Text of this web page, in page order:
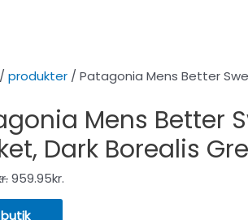
/ produkter / Patagonia Mens Better
Mens Better
Dark Borealis
959.95kr.
butik